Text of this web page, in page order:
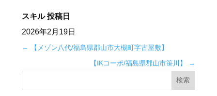
スキル 投稿日
2026年2月19日
←
【メゾン八代/福島県郡山市大槻町字古屋敷】
【IKコーポ/福島県郡山市笹川】
→
検索